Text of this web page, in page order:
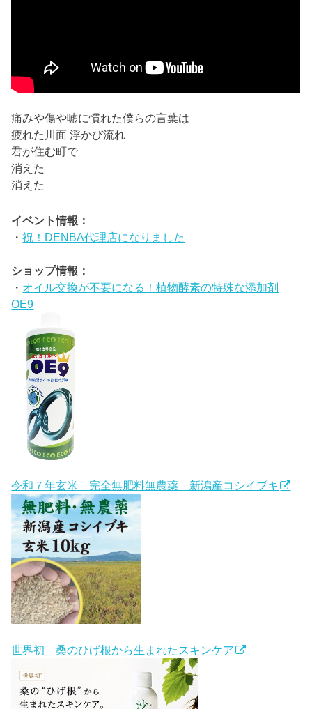
痛みや傷や嘘に慣れた僕らの言葉は
疲れた川面 浮かび流れ
君が住む町で
消えた
消えた
イベント情報：
・祝！DENBA代理店になりました
ショップ情報：
・ オイル交換が不要になる！植物酵素の特殊な添加剤
OE9
令和７年玄米 完全無肥料無農薬 新潟産コシイブキ
世界初 桑のひげ根から生まれたスキンケア